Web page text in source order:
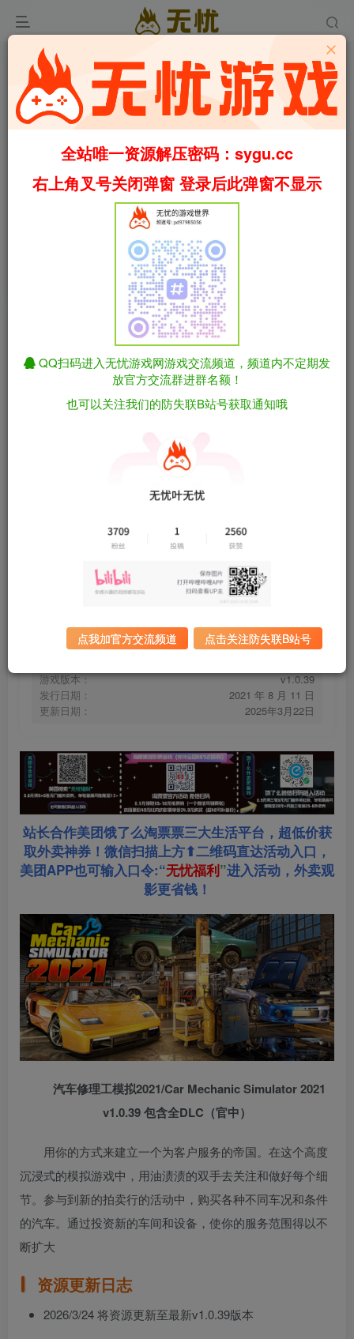
0:00/01:17 speed
汽车修理工模拟2021/Car Mechanic Simulator
2021 v1.0.39 包含全DLC（官中）
免费资源
汽车修理工模拟2021/Car Mechanic Simulator
有问题看网站顶部解压运
迅雷下载
全站统一解压密码：
百度下载 UC下载
游戏大小：
15.3GB
游戏版本：
v1.0.39
发行日期：
2021 年 8 月 11 日
更新日期：
2025年3月22日
站长合作美团饿了么淘票票三大生活平台，超低价获
取外卖神券！微信扫描上方⬆二维码直达活动入口，
美团APP也可输入口令:“无忧福利”进入活动，外卖观
影更省钱！
汽车修理工模拟2021/Car Mechanic Simulator 2021
v1.0.39 包含全DLC（官中）
用你的方式来建立一个为客户服务的帝国。在这个高度
沉浸式的模拟游戏中，用油渍渍的双手去关注和做好每个细
节。参与到新的拍卖行的活动中，购买各种不同车况和条件
的汽车。通过投资新的车间和设备，使你的服务范围得以不
断扩大
资源更新日志
2026/3/24 将资源更新至最新v1.0.39版本
全站唯一资源解压密码：sygu.cc
右上角叉号关闭弹窗 登录后此弹窗不显示
QQ扫码进入无忧游戏网游戏交流频道，频道内不定期发
放官方交流群进群名额！
也可以关注我们的防失联B站号获取通知哦
点我加官方交流频道 点击关注防失联B站号